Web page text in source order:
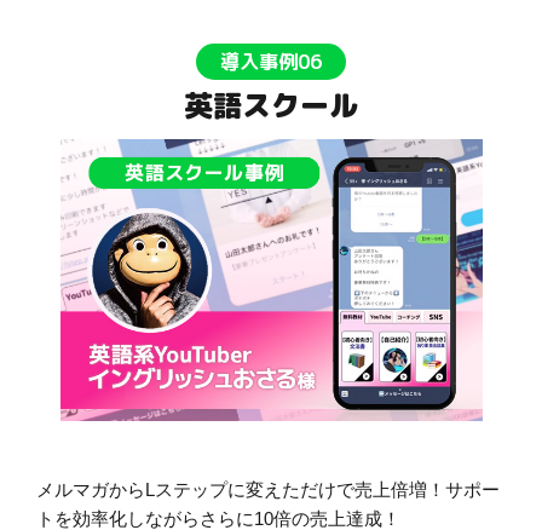
導入事例06
英語スクール
メルマガからLステップに変えただけで売上倍増！サポー
トを効率化しながらさらに10倍の売上達成！